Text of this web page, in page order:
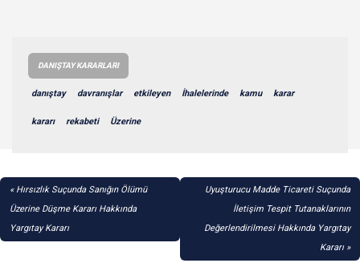
DANIŞTAY KARARLARI
danıştay davranışlar etkileyen İhalelerinde kamu karar
kararı rekabeti Üzerine
YAZI
GEZINMESI
Hırsızlık Suçunda Sanığın Ölümü
Üzerine Düşme Kararı Hakkında
Yargıtay Kararı
Uyuşturucu Madde Ticareti Suçunda
İletişim Tespit Tutanaklarının
Değerlendirilmesi Hakkında Yargıtay
Kararı